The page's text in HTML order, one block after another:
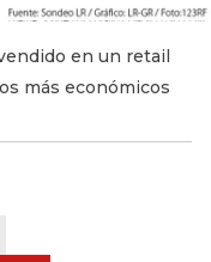
en un retail
más económicos